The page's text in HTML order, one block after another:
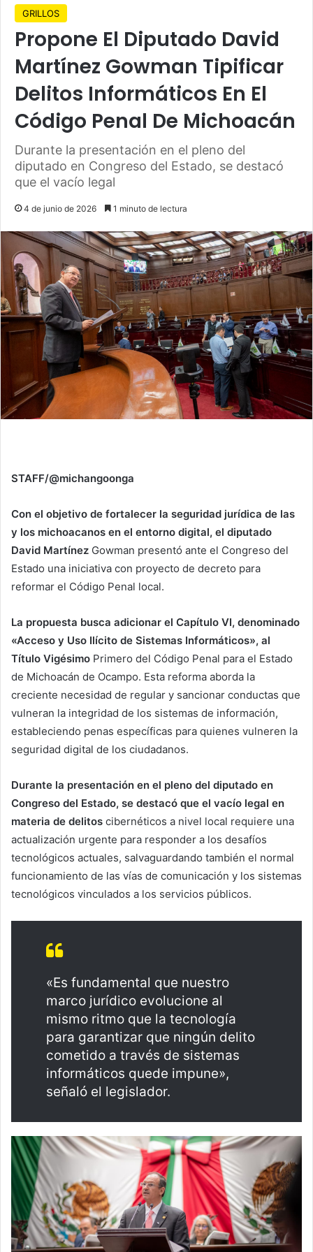
GRILLOS
Propone El Diputado David
Martínez Gowman Tipificar
Delitos Informáticos En El
Código Penal De Michoacán
Durante la presentación en el pleno del
diputado en Congreso del Estado, se destacó
que el vacío legal
4 de junio de 2026 1 minuto de lectura
STAFF/@michangoonga
Con el objetivo de fortalecer la seguridad jurídica de las
y los michoacanos en el entorno digital, el diputado
David Martínez Gowman presentó ante el Congreso del
Estado una iniciativa con proyecto de decreto para
reformar el Código Penal local.
La propuesta busca adicionar el Capítulo VI, denominado
«Acceso y Uso Ilícito de Sistemas Informáticos», al
Título Vigésimo Primero del Código Penal para el Estado
de Michoacán de Ocampo. Esta reforma aborda la
creciente necesidad de regular y sancionar conductas que
vulneran la integridad de los sistemas de información,
estableciendo penas específicas para quienes vulneren la
seguridad digital de los ciudadanos.
Durante la presentación en el pleno del diputado en
Congreso del Estado, se destacó que el vacío legal en
materia de delitos cibernéticos a nivel local requiere una
actualización urgente para responder a los desafíos
tecnológicos actuales, salvaguardando también el normal
funcionamiento de las vías de comunicación y los sistemas
tecnológicos vinculados a los servicios públicos.
«Es fundamental que nuestro
marco jurídico evolucione al
mismo ritmo que la tecnología
para garantizar que ningún delito
cometido a través de sistemas
informáticos quede impune»,
señaló el legislador.